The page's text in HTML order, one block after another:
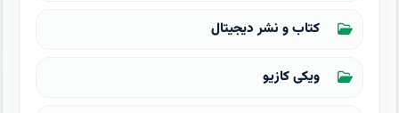
کتاب و نشر دیجیتال
ویکی کازیو